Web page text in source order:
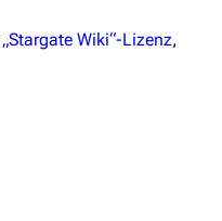
„Stargate Wiki“-Lizenz,